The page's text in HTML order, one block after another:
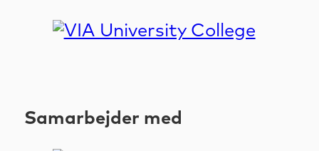
Samarbejder med